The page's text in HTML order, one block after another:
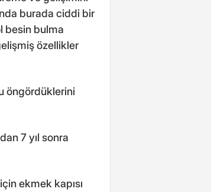
burada ciddi bir
besin bulma
özellikler
öngördüklerini
7 yıl sonra
ekmek kapısı